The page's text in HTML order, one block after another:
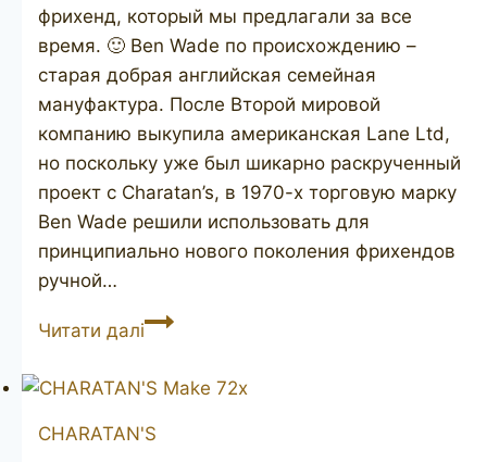
фрихенд, который мы предлагали за все
время. 🙂 ​Ben Wade по происхождению –
старая добрая английская семейная
мануфактура. После Второй мировой
компанию выкупила американская Lane Ltd,
но поскольку уже был шикарно раскрученный
проект с Charatan’s, в 1970-х торговую марку
Ben Wade решили использовать для
принципиально нового поколения фрихендов
ручной…
Читати даліBEN
Golden
CHARATAN'S